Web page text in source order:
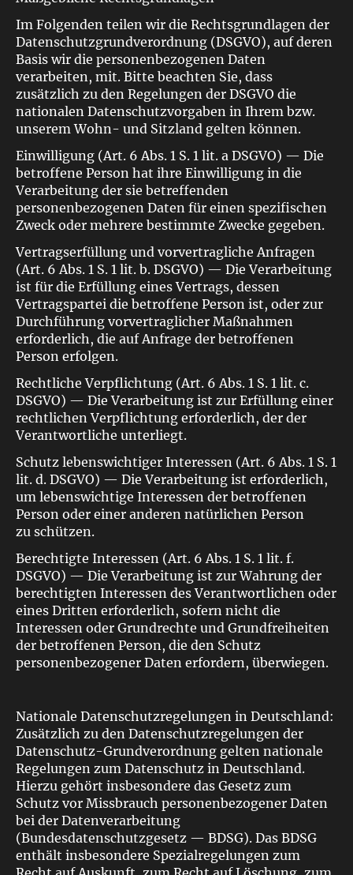
Im Folgenden teilen wir die Rechtsgrundlagen der
Datenschutzgrundverordnung (DSGVO), auf deren
Basis wir die personenbezogenen Daten
verarbeiten, mit. Bitte beachten Sie, dass
zusätzlich zu den Regelungen der DSGVO die
nationalen Datenschutzvorgaben in Ihrem bzw.
unserem Wohn- und Sitzland gelten können.
Einwilligung (Art. 6 Abs. 1 S. 1 lit. a DSGVO) — Die
betroffene Person hat ihre Einwilligung in die
Verarbeitung der sie betreffenden
personenbezogenen Daten für einen spezifischen
Zweck oder mehrere bestimmte Zwecke gegeben.
Vertragserfüllung und vorvertragliche Anfragen
(Art. 6 Abs. 1 S. 1 lit. b. DSGVO) — Die Verarbeitung
ist für die Erfüllung eines Vertrags, dessen
Vertragspartei die betroffene Person ist, oder zur
Durchführung vorvertraglicher Maßnahmen
erforderlich, die auf Anfrage der betroffenen
Person erfolgen.
Rechtliche Verpflichtung (Art. 6 Abs. 1 S. 1 lit. c.
DSGVO) — Die Verarbeitung ist zur Erfüllung einer
rechtlichen Verpflichtung erforderlich, der der
Verantwortliche unterliegt.
Schutz lebenswichtiger Interessen (Art. 6 Abs. 1 S. 1
lit. d. DSGVO) — Die Verarbeitung ist erforderlich,
um lebenswichtige Interessen der betroffenen
Person oder einer anderen natürlichen Person
zu schützen.
Berechtigte Interessen (Art. 6 Abs. 1 S. 1 lit. f.
DSGVO) — Die Verarbeitung ist zur Wahrung der
berechtigten Interessen des Verantwortlichen oder
eines Dritten erforderlich, sofern nicht die
Interessen oder Grundrechte und Grundfreiheiten
der betroffenen Person, die den Schutz
personenbezogener Daten erfordern, überwiegen.
Nationale Datenschutzregelungen in Deutschland:
Zusätzlich zu den Datenschutzregelungen der
Datenschutz-Grundverordnung gelten nationale
Regelungen zum Datenschutz in Deutschland.
Hierzu gehört insbesondere das Gesetz zum
Schutz vor Missbrauch personenbezogener Daten
bei der Datenverarbeitung
(Bundesdatenschutzgesetz — BDSG). Das BDSG
enthält insbesondere Spezialregelungen zum